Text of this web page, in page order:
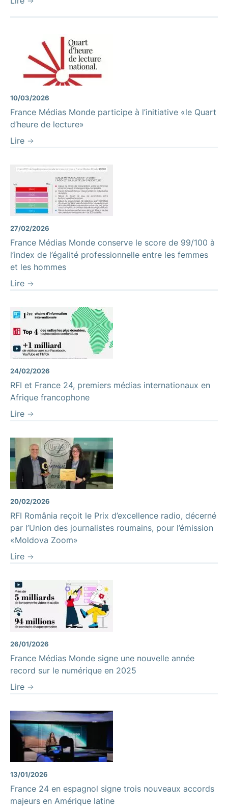
10/03/2026
France Médias Monde participe à l’initiative «le Quart
d’heure de lecture»
Lire
27/02/2026
France Médias Monde conserve le score de 99/100 à
l’index de l’égalité professionnelle entre les femmes
et les hommes
Lire
24/02/2026
RFI et France 24, premiers médias internationaux en
Afrique francophone
Lire
20/02/2026
RFI România reçoit le Prix d’excellence radio, décerné
par l’Union des journalistes roumains, pour l’émission
«Moldova Zoom»
Lire
26/01/2026
France Médias Monde signe une nouvelle année
record sur le numérique en 2025
Lire
13/01/2026
France 24 en espagnol signe trois nouveaux accords
majeurs en Amérique latine